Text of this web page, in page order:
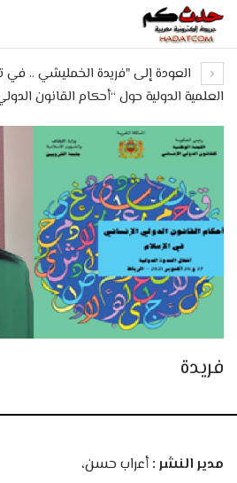
العودة إلى "فريدة الخمليشي .. في
العلمية الدولية حول “أحكام القانون
فريدة
مدير النشر :أعراب حسن،